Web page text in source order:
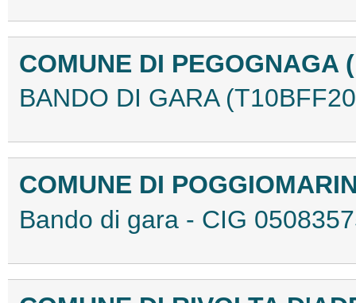
COMUNE DI PEGOGNAGA
BANDO DI GARA
COMUNE DI
Bando di gara - CIG